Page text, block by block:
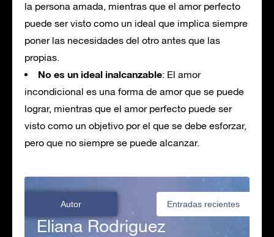
la persona amada, mientras que el amor perfecto
puede ser visto como un ideal que implica siempre
poner las necesidades del otro antes que las
propias.
No es un ideal inalcanzable: El amor
incondicional es una forma de amor que se puede
lograr, mientras que el amor perfecto puede ser
visto como un objetivo por el que se debe esforzar,
pero que no siempre se puede alcanzar.
Autor Entradas recientes
Eliana Rodriguez